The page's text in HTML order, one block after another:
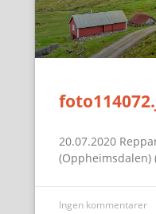
20.07.2020
(Oppheimsdalen)
Ingen kommentarer